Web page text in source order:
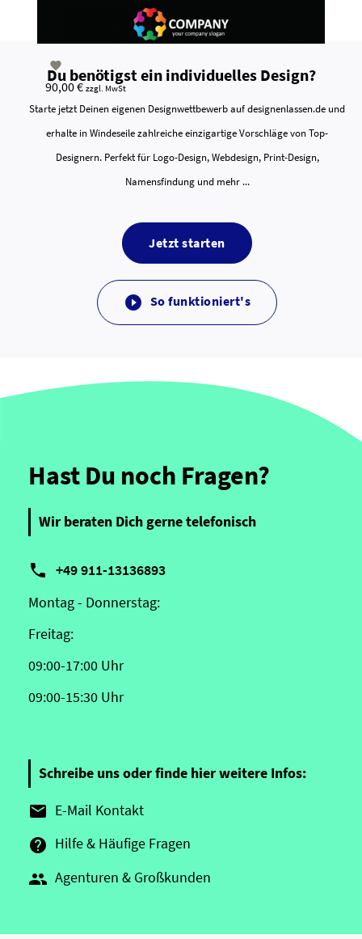

90,00 € zzgl. MwSt
Du benötigst ein individuelles Design?
Starte jetzt Deinen eigenen Designwettbewerb auf designenlassen.de und
erhalte in Windeseile zahlreiche einzigartige Vorschläge von Top-
Designern. Perfekt für Logo-Design, Webdesign, Print-Design,
Namensfindung und mehr ...
Jetzt starten
 So funktioniert's
Hast Du noch Fragen?
Wir beraten Dich gerne telefonisch
 +49 911-13136893
Montag - Donnerstag:
Freitag:
09:00-17:00 Uhr
09:00-15:30 Uhr
Schreibe uns oder finde hier weitere Infos:
 E-Mail Kontakt
 Hilfe & Häufige Fragen
 Agenturen & Großkunden